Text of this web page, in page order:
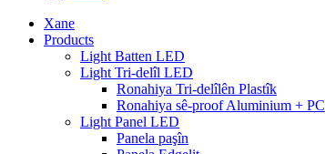
Xane
Products
Light Batten LED
Light Tri-delîl LED
Ronahiya Tri-delîlên Plastîk
Ronahiya sê-proof Aluminium + PC
Light Panel LED
Panela paşîn